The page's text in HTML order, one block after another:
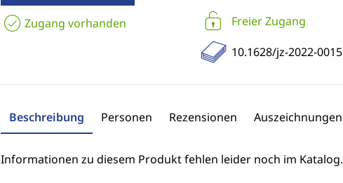
Zugang vorhanden
Freier Zugang
10.1628/jz-2022-0015
Beschreibung Personen Rezensionen Auszeichnungen
Informationen zu diesem Produkt fehlen leider noch im Katalog.